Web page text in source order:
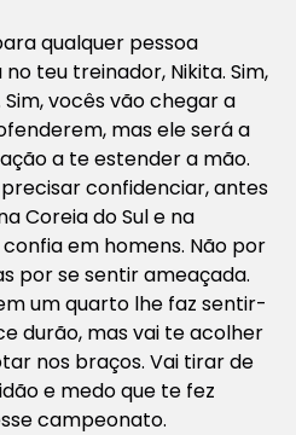
qualquer pessoa
teu treinador, Nikita. Sim,
vocês vão chegar a
mas ele será a
a te estender a mão.
confidenciar, antes
Coreia do Sul e na
em homens. Não por
por se sentir ameaçada.
um quarto lhe faz sentir-
durão, mas vai te acolher
nos braços. Vai tirar de
e medo que te fez
campeonato.